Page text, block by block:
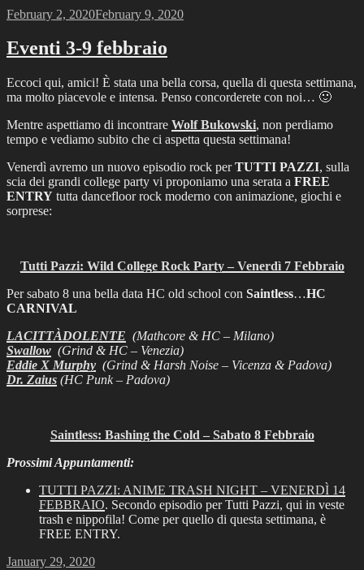
Posted
February 2, 2020February 9, 2020
Eventi 3-9 febbraio
Eccoci qui, amici! È stata una bella corsa, quella di questa settimana,
ma molto piacevole e intensa. Penso concorderete con noi… 🙂
Mentre aspettiamo di incontrare Wolf Bukowski, non perdiamo
tempo e vediamo subito che ci aspetta questa settimana!
Venerdì avremo un nuovo episodio rock perTUTTI PAZZI, sulla
scia dei grandi college party vi proponiamo una serata a FREE
ENTRY tutta dancefloor rock moderno con animazione, giochi e
sorprese:
Tutti Pazzi: Wild College Rock Party – Venerdì 7 Febbraio
Per sabato 8 una bella data HC old school con Saintless…HC
CARNIVAL
LACITTÀDOLENTE (Mathcore & HC – Milano)
Swallow (Grind & HC – Venezia)
Eddie X Murphy (Grind & Harsh Noise – Vicenza & Padova)
Dr. Zaius (HC Punk – Padova)
Saintless: Bashing the Cold – Sabato 8 Febbraio
Prossimi Appuntamenti:
TUTTI PAZZI: ANIME TRASH NIGHT – VENERDÌ 14
FEBBRAIO. Secondo episodio per Tutti Pazzi, qui in veste
trash e nippofila! Come per quello di questa settimana, è
FREE ENTRY.
Posted
January 29, 2020